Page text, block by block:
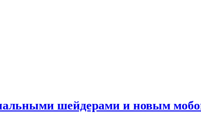
шейдерами и новым